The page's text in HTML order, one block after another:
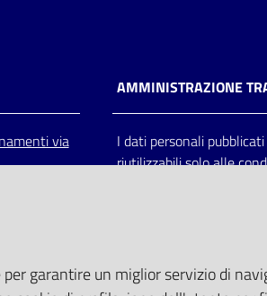
via
AMMINISTRAZIONE
I dati personali
riutilizzabili solo alle
garantire un miglior servizio di